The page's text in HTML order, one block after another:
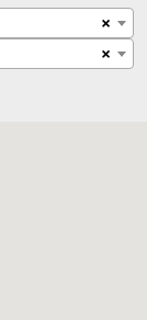
×
×